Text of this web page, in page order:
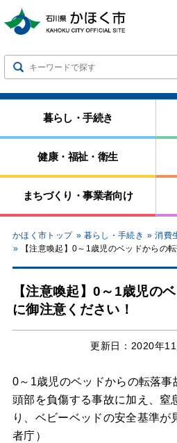
します
暮らし・手続き
健康・福祉・衛生
まちづくり・事業者向け
かほく市トップ 暮らし・手続き 消費
【注意喚起】0～1歳児のベッドからの
【注意喚起】0～1歳児の
に御注意ください！
更新日： 2020年
0～1歳児のベッドからの転落事
頭部を負傷する事故に加え、窒
り、ベビーベッドの安全基準が
者庁）